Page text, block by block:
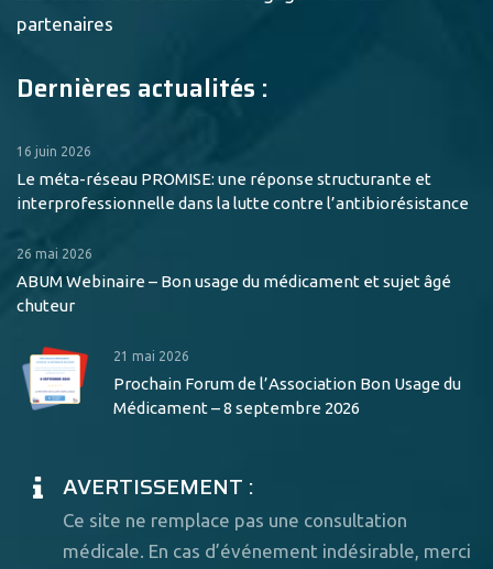
partenaires
Dernières actualités :
16 juin 2026
Le méta-réseau PROMISE: une réponse structurante et
interprofessionnelle dans la lutte contre l’antibiorésistance
26 mai 2026
ABUM Webinaire – Bon usage du médicament et sujet âgé
chuteur
21 mai 2026
Prochain Forum de l’Association Bon Usage du
Médicament – 8 septembre 2026
AVERTISSEMENT :
Ce site ne remplace pas une consultation
médicale. En cas d’événement indésirable, merci